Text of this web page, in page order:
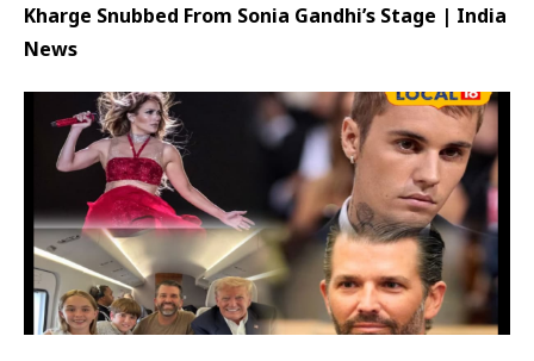
Kharge Snubbed From Sonia Gandhi’s Stage | India
News